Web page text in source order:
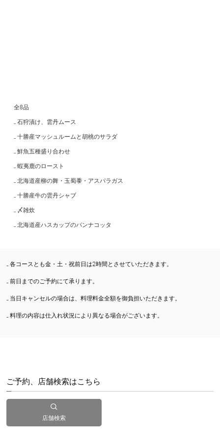
全8品
₋ 石狩漬け、雲丹ムース
₋ 十勝産マッシュルームと胡桃のサラダ
₋ 鮮魚五種盛り合わせ
₋ 蝦夷鹿のロースト
₋ 北海道産柳の舞・玉蜀黍・アスパラガス
₋ 十勝産牛の雲丹シャブ
₋ 〆雑炊
₋ 北海道産ハスカップのパンナコッタ
₋ 各コースとも金・土・祝前日は2時間とさせていただきます。
₋ 前日までのご予約にて承ります。
₋ 当日キャンセルの場合は、料理料金全額を御負担いただきます。
₋ 料理の内容は仕入れ状況により異なる場合がございます。
ご予約、店舗検索はこちら
店舗検索